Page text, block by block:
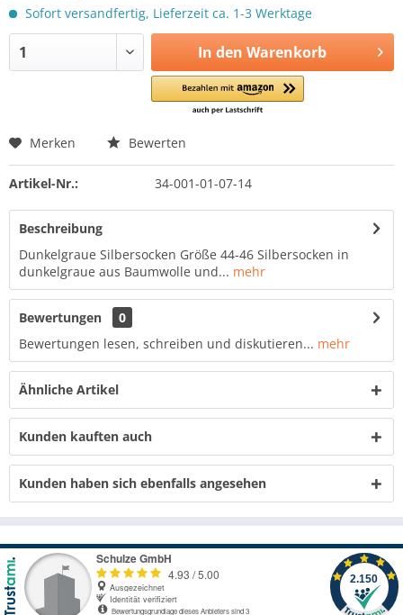
Sofort versandfertig, Lieferzeit ca. 1-3 Werktage
In den Warenkorb
Merken Bewerten
Artikel-Nr.: 34-001-01-07-14
Beschreibung
Dunkelgraue Silbersocken Größe 44-46 Silbersocken in
dunkelgraue aus Baumwolle und... mehr
Bewertungen
0
Bewertungen lesen, schreiben und diskutieren... mehr
Ähnliche Artikel
Kunden kauften auch
Kunden haben sich ebenfalls angesehen